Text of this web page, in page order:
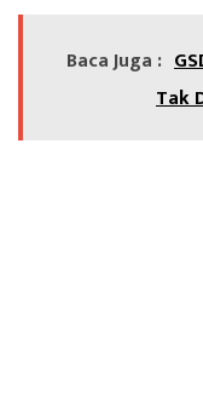
Baca Juga :
Tak